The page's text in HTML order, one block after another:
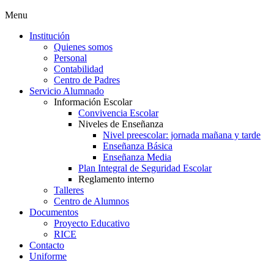
Menu
Institución
Quienes somos
Personal
Contabilidad
Centro de Padres
Servicio Alumnado
Información Escolar
Convivencia Escolar
Niveles de Enseñanza
Nivel preescolar: jornada mañana y tarde
Enseñanza Básica
Enseñanza Media
Plan Integral de Seguridad Escolar
Reglamento interno
Talleres
Centro de Alumnos
Documentos
Proyecto Educativo
RICE
Contacto
Uniforme